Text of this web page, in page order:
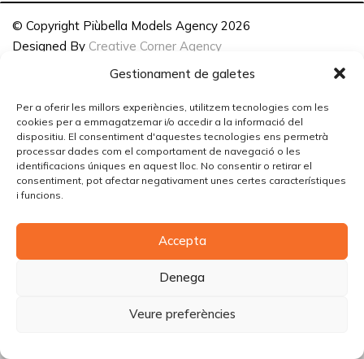
Gestionament de galetes
Per a oferir les millors experiències, utilitzem tecnologies com les
cookies per a emmagatzemar i/o accedir a la informació del
dispositiu. El consentiment d'aquestes tecnologies ens permetrà
processar dades com el comportament de navegació o les
identificacions úniques en aquest lloc. No consentir o retirar el
consentiment, pot afectar negativament unes certes característiques
i funcions.
Accepta
Denega
Veure preferències
© Copyright Piùbella Models Agency 2026
Designed By Creative Corner Agency
Política de privacitat
|Política de cookies